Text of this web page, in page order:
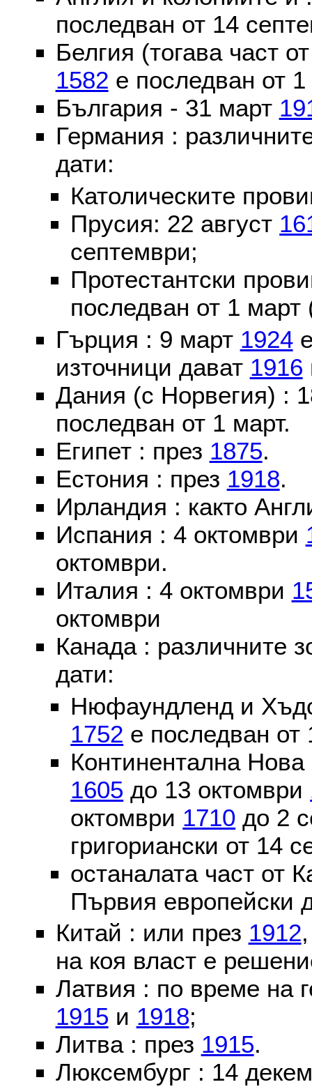
последван от 14
Белгия (тогава част
1582 е последван от
България - 31 март
Германия :
дати:
Католическите
Прусия: 22 август
септември;
Протестантски
последван от 1 март
Гърция : 9 март 1924е
източници дават 1916
Дания (с Норвегия) :
последван от 1 март.
Египет : през 1875.
Естония : през 1918.
Ирландия : както
Испания : 4 октомври
октомври.
Италия : 4 октомври
октомври
Канада : различните
дати:
Нюфаундленд и
1752 е последван от
Континентална
1605 до 13 октомври
октомври 1710 до 2
григориански от 14
останалата част от
Първия европейски
Китай : или през 1912
на коя власт е
Латвия : по време на
1915 и 1918;
Литва : през 1915.
Люксембург : 14